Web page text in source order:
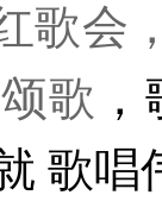
歌会
颂歌
歌